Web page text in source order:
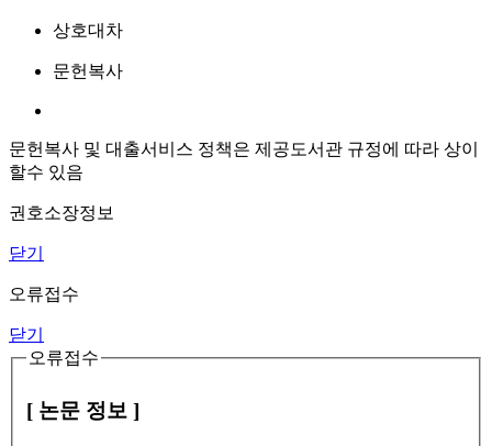
상호대차
문헌복사
문헌복사 및 대출서비스 정책은 제공도서관 규정에 따라 상이
할수 있음
권호소장정보
닫기
오류접수
닫기
오류접수
[ 논문 정보 ]